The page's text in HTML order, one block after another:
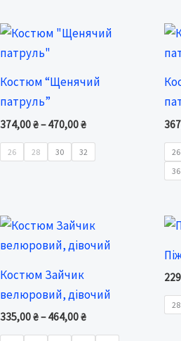
Костюм “Щенячий
патруль”
374,00₴– 470,00₴
Price
470,00 ₴
26 28 30 32 26
36
Костюм Зайчик
велюровий, дівочий
335,00₴– 464,00₴
Price
335,00 ₴
28